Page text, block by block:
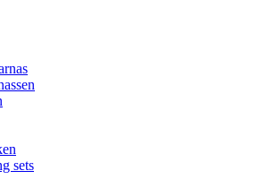
sets